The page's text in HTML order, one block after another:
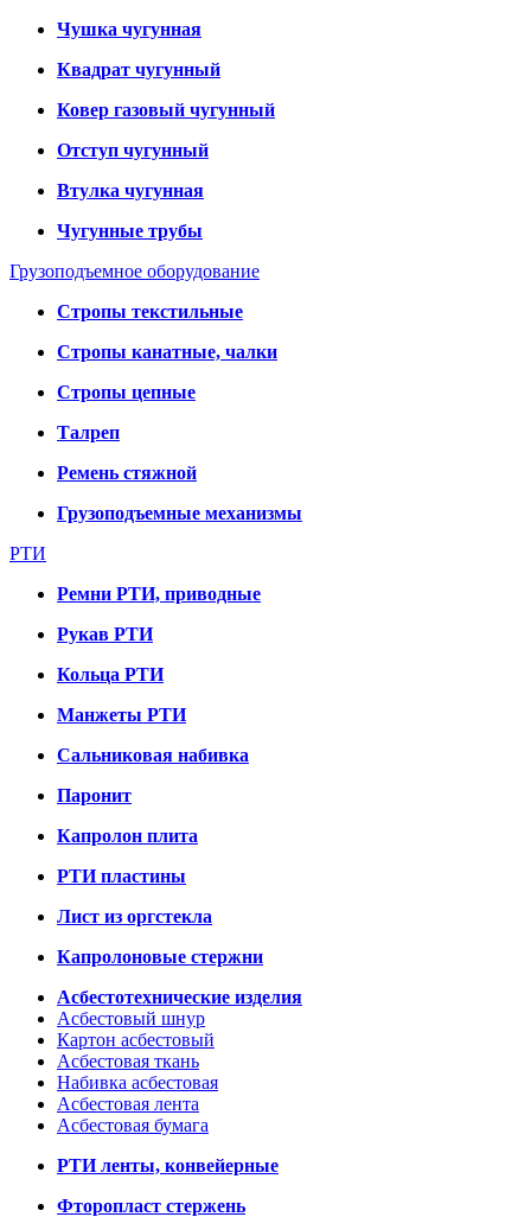
Чушка чугунная
Квадрат чугунный
Ковер газовый чугунный
Отступ чугунный
Втулка чугунная
Чугунные трубы
Грузоподъемное оборудование
Стропы текстильные
Стропы канатные, чалки
Стропы цепные
Талреп
Ремень стяжной
Грузоподъемные механизмы
РТИ
Ремни РТИ, приводные
Рукав РТИ
Кольца РТИ
Манжеты РТИ
Сальниковая набивка
Паронит
Капролон плита
РТИ пластины
Лист из оргстекла
Капролоновые стержни
Асбестотехнические изделия
Асбестовый шнур
Картон асбестовый
Асбестовая ткань
Набивка асбестовая
Асбестовая лента
Асбестовая бумага
РТИ ленты, конвейерные
Фторопласт стержень